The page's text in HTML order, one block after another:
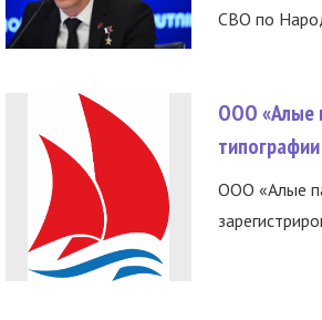
СВО по
ООО «Алые
ООО «Алые